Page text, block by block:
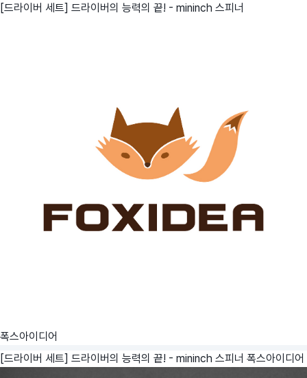
[드라이버 세트] 드라이버의 능력의 끝! - mininch 스피너
폭스아이디어
[드라이버 세트] 드라이버의 능력의 끝! - mininch 스피너 폭스아이디어